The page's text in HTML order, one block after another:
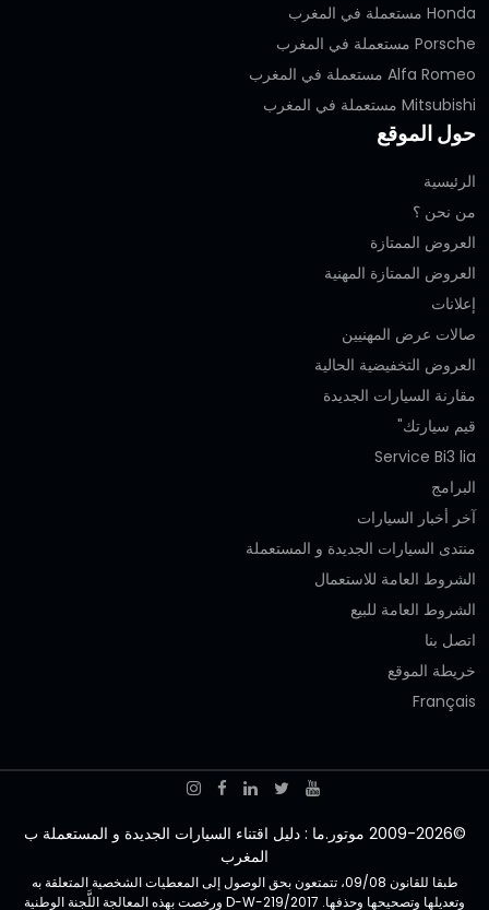
Honda مستعملة في المغرب
Porsche مستعملة في المغرب
Alfa Romeo مستعملة في المغرب
Mitsubishi مستعملة في المغرب
حول الموقع
الرئيسية
من نحن ؟
العروض الممتازة
العروض الممتازة المهنية‎
إعلانات
صالات عرض المهنيين
العروض التخفيضية الحالية
مقارنة السيارات الجديدة
قيم سيارتك"
Service Bi3 lia
البرامج
آخر أخبار السيارات
منتدى السيارات الجديدة و المستعملة
الشروط العامة للاستعمال
الشروط العامة للبيع
اتصل بنا
خريطة الموقع
Français
©2009-2026 موتور.ما : دليل اقتناء السيارات الجديدة و المستعملة ب
المغرب
طبقا للقانون 09/08، تتمتعون بحق الوصول إلى المعطيات الشخصية المتعلقة به
وتعديلها وتصحيحها وحذفها. D-W-219/2017 ورخصت بهذه المعالجة اللَّجنة الوطنية